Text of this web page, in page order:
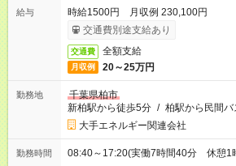
給与
時給1500円 月収例 230,100円
交通費別途支給あり
交通費 全額支給
月収例 20～25万円
勤務地
千葉県柏市
新柏駅から徒歩5分 / 柏駅から民間
大手エネルギー関連会社
勤務時間 08:40～17:20(実働7時間40分 休憩1